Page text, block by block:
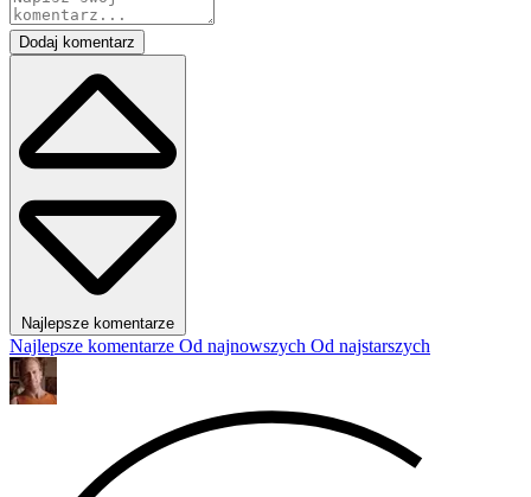
Dodaj komentarz
Najlepsze komentarze
Najlepsze komentarze Od najnowszych Od najstarszych